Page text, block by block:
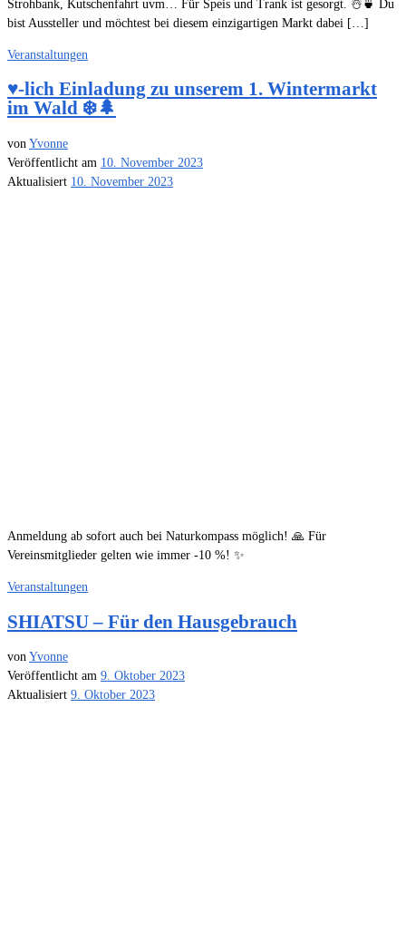
Strohbank, Kutschenfahrt uvm… Für Speis und Trank ist gesorgt. ☃️🍵 Du
bist Aussteller und möchtest bei diesem einzigartigen Markt dabei […]
Veranstaltungen
♥️-lich Einladung zu unserem 1. Wintermarkt
im Wald ❄️🌲
von Yvonne
Veröffentlicht am 10. November 2023
Aktualisiert 10. November 2023
Anmeldung ab sofort auch bei Naturkompass möglich! 🙏 Für
Vereinsmitglieder gelten wie immer -10 %! ✨
Veranstaltungen
SHIATSU – Für den Hausgebrauch
von Yvonne
Veröffentlicht am 9. Oktober 2023
Aktualisiert 9. Oktober 2023